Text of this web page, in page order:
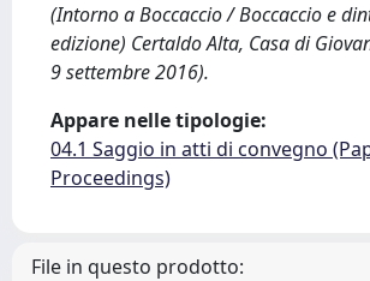
(Intorno a Boccaccio / Boccaccio e
edizione) Certaldo Alta, Casa di
9 settembre 2016).
Appare nelle tipologie:
04.1 Saggio in atti di convegno
Proceedings)
File in questo prodotto: